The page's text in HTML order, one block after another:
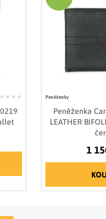
Peněženky
Peněženka
LEATHER
1